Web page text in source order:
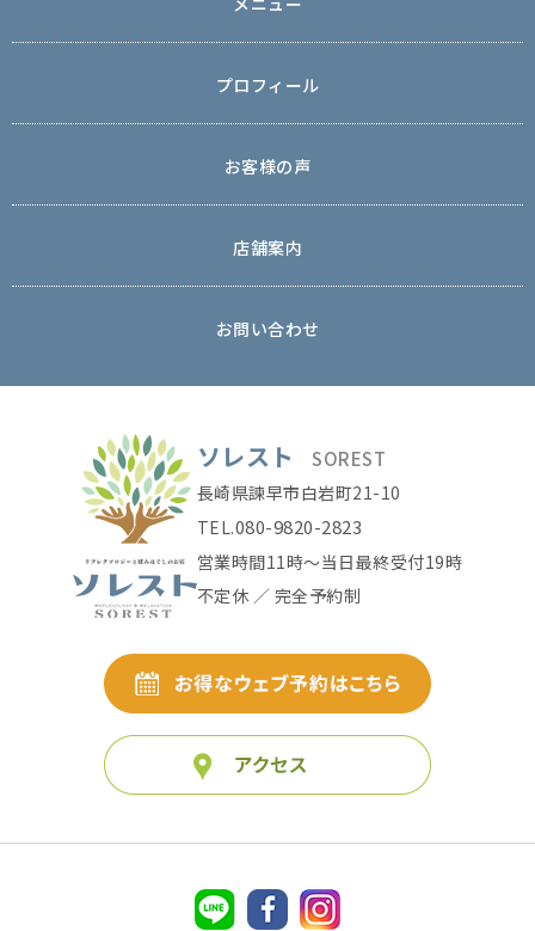
プロフィール
お客様の声
店舗案内
お問い合わせ
ソレスト SOREST
長崎県諫早市白岩町21-10
TEL.080-9820-2823
営業時間11時〜当日最終受付19時
不定休 ／ 完全予約制